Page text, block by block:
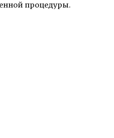
процедуры.